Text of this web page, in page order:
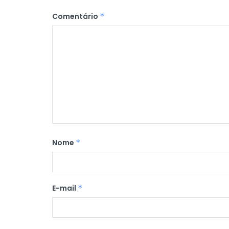
Comentário *
Nome *
E-mail *